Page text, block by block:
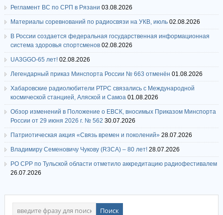
Регламент ВС по СРП в Рязани 03.08.2026
Материалы соревнований по радиосвязи на УКВ, июль 02.08.2026
В России создается федеральная государственная информационная
система здоровья спортсменов 02.08.2026
UA3GGO-65 лет! 02.08.2026
Легендарный приказ Минспорта России № 663 отменён 01.08.2026
Хабаровские радиолюбители РТРС связались с Международной
космической станцией, Аляской и Самоа 01.08.2026
Обзор изменений в Положение о ЕВСК, вносимых Приказом Минспорта
России от 29 июня 2026 г. № 562 30.07.2026
Патриотическая акция «Связь времен и поколений» 28.07.2026
Владимиру Семеновичу Чукову (R3CA) – 80 лет! 28.07.2026
РО СРР по Тульской области отметило аккредитацию радиофестивалем
26.07.2026